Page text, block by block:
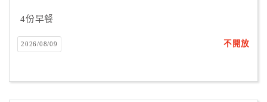
訂
房
Q&A
4份早餐
2026/08/09 不開放